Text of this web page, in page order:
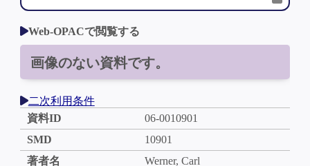
Web-OPACで閲覧する
画像のない資料です。
二次利用条件
資料ID
06-0010901
SMD
10901
著者名
Werner, Carl